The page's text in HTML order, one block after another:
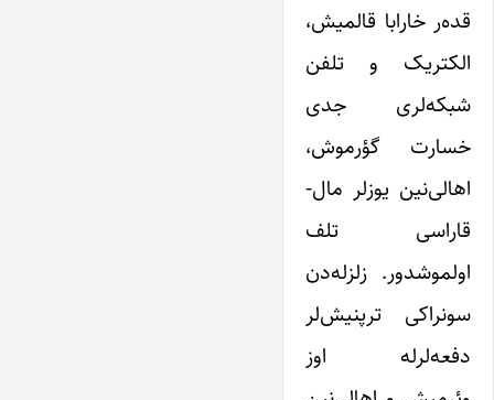
قده‌ر خارابا قالمیش،
الکتریک و تلفن
شبکه‌لری جدی
خسارت گؤرموش،
اهالی‌نین یوزلر مال-
قاراسی تلف
اولموشدور. زلزله‌دن
سونراکی ترپنیش‌لر
دفعه‌لرله اوز